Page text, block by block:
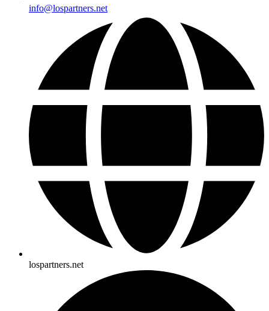
info@lospartners.net
lospartners.net